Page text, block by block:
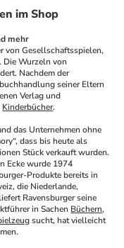
im Shop
mehr
. Die Wurzeln von
Nachdem der
seiner Eltern
Verlag und
Kinderbücher.
das Unternehmen ohne
dass bis heute als
Stück verkauft wurden.
Ecke wurde 1974
Produkte bereits in
die Niederlande,
Ravensburger seine
in Sachen Büchern,
sucht, hat vielleicht